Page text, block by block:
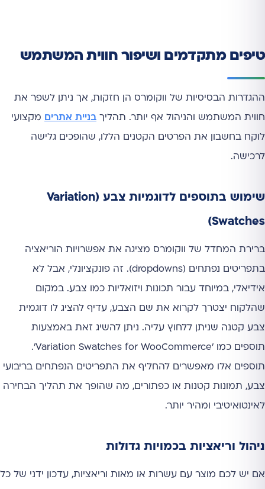
טיפים מתקדמים ושיפור חווית המשתמש
ההגדרות הבסיסיות של ווקומרס הן חזקות, אך ניתן לשפר את
חווית המשתמש והניהול אף יותר. תהליך בניית אתרים מקצועי
לוקח בחשבון את הפרטים הקטנים הללו, שהופכים גלישה
לרכישה.
שימוש בתוספים לדוגמיות צבע (Variation
Swatches)
ברירת המחדל של ווקומרס מציגה את אפשרויות הוריאציה
בתפריטים נפתחים (dropdowns). זה פונקציונלי, אבל לא
אידיאלי, במיוחד עבור תכונות ויזואליות כמו צבע. במקום
שהלקוח יצטרך לקרוא את שם הצבע, עדיף להציג לו דוגמית
צבע קטנה שניתן ללחוץ עליה. ניתן להשיג זאת באמצעות
תוספים כמו 'Variation Swatches for WooCommerce'.
תוספים אלו מאפשרים להחליף את התפריטים הנפתחים בריבועי
צבע, תמונות קטנות או כפתורים, מה שהופך את תהליך הבחירה
לאינטואיטיבי ומהיר יותר.
ניהול וריאציות בכמויות גדולות
אם יש לכם מוצר עם עשרות או מאות וריאציות, עדכון ידני של כל